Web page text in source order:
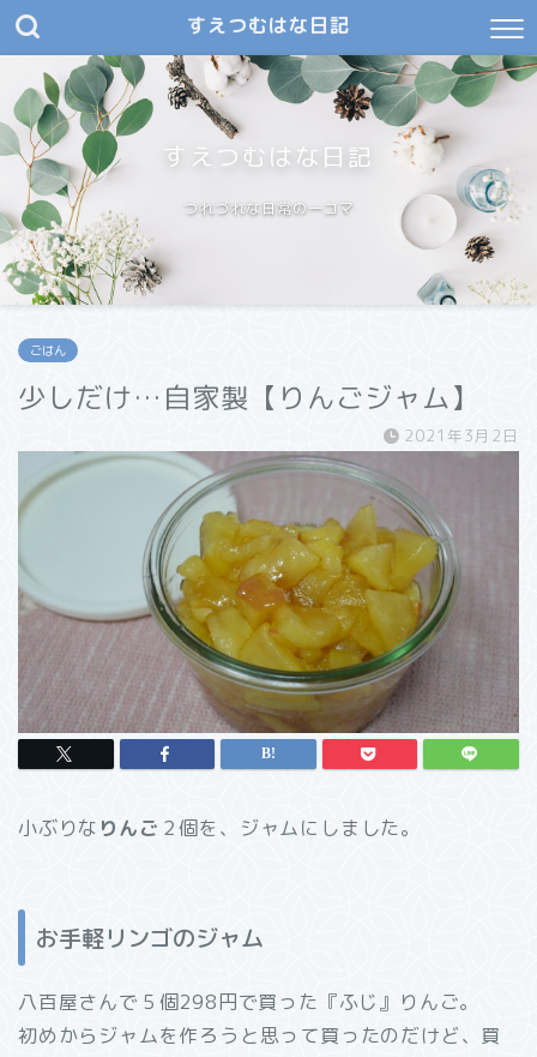
すえつむはな日記
すえつむはな日記
つれづれな日常の一コマ
ごはん
少しだけ…自家製【りんごジャム】
2021年3月2日
小ぶりな りんご ２個を、ジャムにしました。
お手軽リンゴのジャム
八百屋さんで５個298円で買った『ふじ』りんご。
初めからジャムを作ろうと思って買ったのだけど、買